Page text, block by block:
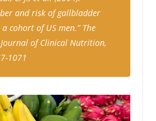
and risk of gallbladder
cohort of US men.” The
of Clinical Nutrition,
1071